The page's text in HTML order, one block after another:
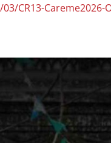
Careme2026-